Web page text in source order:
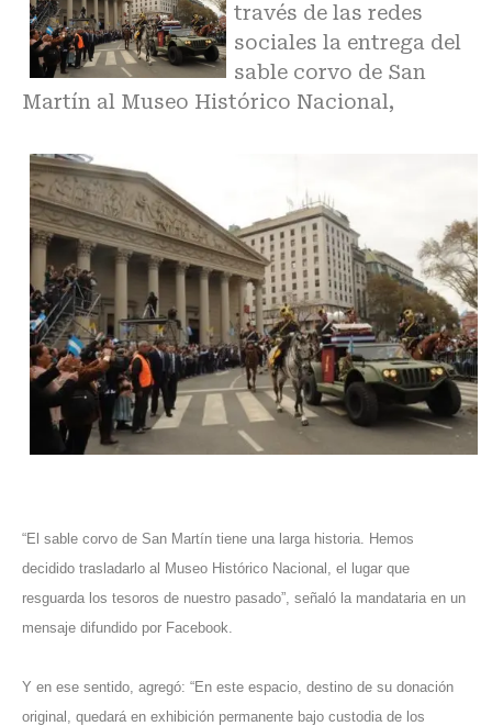
través de las redes
sociales la entrega del
sable corvo de San
Martín al Museo Histórico Nacional,
“El sable corvo de San Martín tiene una larga historia. Hemos
decidido trasladarlo al Museo Histórico Nacional, el lugar que
resguarda los tesoros de nuestro pasado”, señaló la mandataria en un
mensaje difundido por Facebook.
Y en ese sentido, agregó: “En este espacio, destino de su donación
original, quedará en exhibición permanente bajo custodia de los